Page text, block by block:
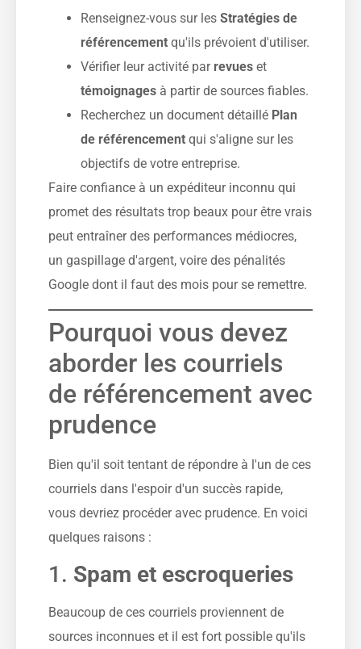
Renseignez-vous sur les Stratégies de
référencement qu'ils prévoient d'utiliser.
Vérifier leur activité par revues et
témoignages à partir de sources fiables.
Recherchez un document détaillé Plan
de référencement qui s'aligne sur les
objectifs de votre entreprise.
Faire confiance à un expéditeur inconnu qui
promet des résultats trop beaux pour être vrais
peut entraîner des performances médiocres,
un gaspillage d'argent, voire des pénalités
Google dont il faut des mois pour se remettre.
Pourquoi vous devez
aborder les courriels
de référencement avec
prudence
Bien qu'il soit tentant de répondre à l'un de ces
courriels dans l'espoir d'un succès rapide,
vous devriez procéder avec prudence. En voici
quelques raisons :
1. Spam et escroqueries
Beaucoup de ces courriels proviennent de
sources inconnues et il est fort possible qu'ils